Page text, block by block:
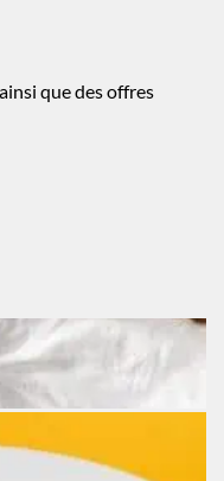
que des offres